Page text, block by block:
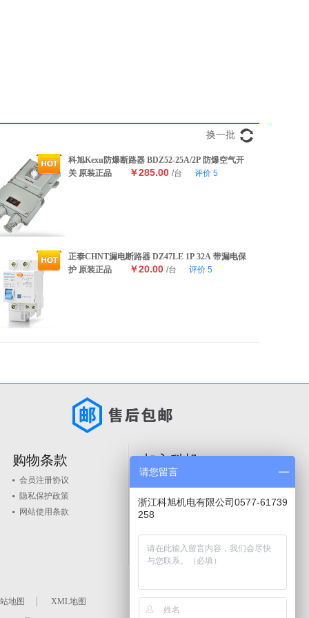
换一批
科旭Kexu防爆断路器 BDZ52-25A/2P 防爆空气开
关 原装正品
￥285.00 /台 评价 5
正泰CHNT漏电断路器 DZ47LE 1P 32A 带漏电保
护 原装正品
￥20.00 /台 评价 5
购物条款
会员注册协议
隐私保护政策
网站使用条款
加入科旭
品牌入驻
地图 XML地图
请您留言
浙江科旭机电有限公司0577-61739
258